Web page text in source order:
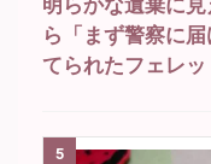
ら「まず警察に
てられたフェレッ
5